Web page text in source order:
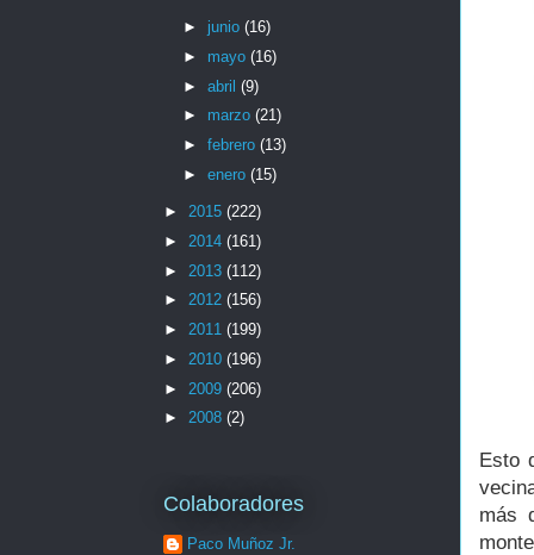
Esto
más
► junio (16)
► mayo (16)
► abril (9)
► marzo (21)
► febrero (13)
► enero (15)
► 2015 (222)
► 2014 (161)
► 2013 (112)
► 2012 (156)
► 2011 (199)
► 2010 (196)
► 2009 (206)
► 2008 (2)
Colaboradores
Paco Muñoz Jr.